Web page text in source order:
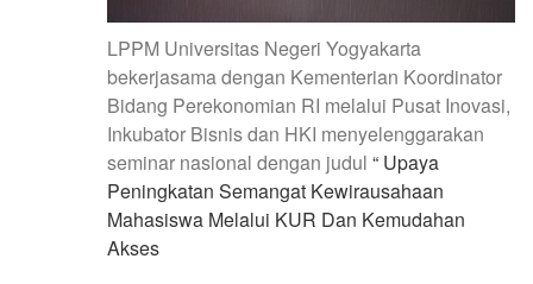
LPPM Universitas Negeri Yogyakarta
bekerjasama dengan Kementerian Koordinator
Bidang Perekonomian RI melalui Pusat Inovasi,
Inkubator Bisnis dan HKI menyelenggarakan
seminar nasional dengan judul “ Upaya
Peningkatan Semangat Kewirausahaan
Mahasiswa Melalui KUR Dan Kemudahan
Akses